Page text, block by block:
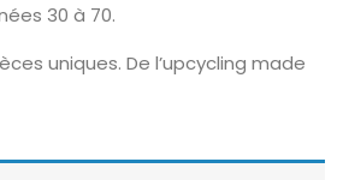
30 à 70.
uniques. De l’upcycling made